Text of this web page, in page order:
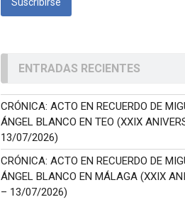
ENTRADAS RECIENTES
CRÓNICA: ACTO EN RECUERDO DE
ÁNGEL BLANCO EN TEO (XXIX
13/07/2026)
CRÓNICA: ACTO EN RECUERDO DE
ÁNGEL BLANCO EN MÁLAGA (XXIX
– 13/07/2026)